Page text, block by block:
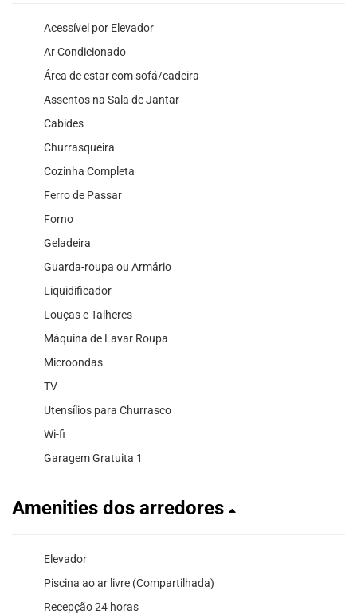
Acessível por Elevador
Ar Condicionado
Área de estar com sofá/cadeira
Assentos na Sala de Jantar
Cabides
Churrasqueira
Cozinha Completa
Ferro de Passar
Forno
Geladeira
Guarda-roupa ou Armário
Liquidificador
Louças e Talheres
Máquina de Lavar Roupa
Microondas
TV
Utensílios para Churrasco
Wi-fi
Garagem Gratuita 1
Amenities dos arredores
Elevador
Piscina ao ar livre (Compartilhada)
Recepção 24 horas